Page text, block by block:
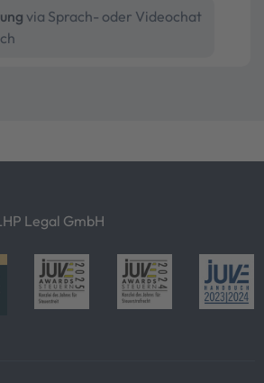
via Sprach- oder Videochat
Legal GmbH